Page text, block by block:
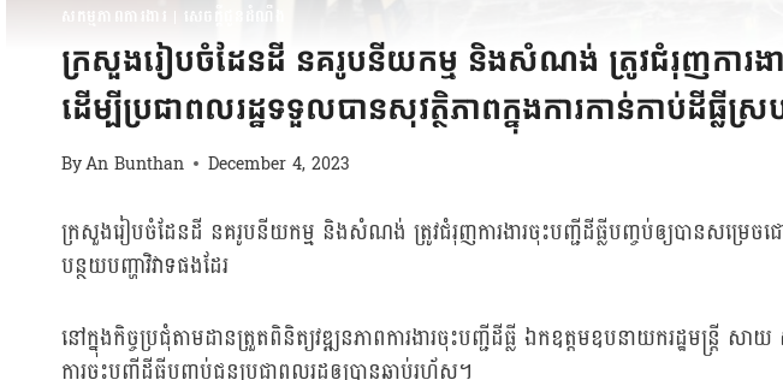
សកម្មភាពការងារ | សេចក្តីជូនដំណឹង
ក្រសួងរៀបចំដែនដី នគរូបនីយកម្ម និងសំណង់ ត្រូវជំរុញការង
ដើម្បីប្រជាពលរដ្ឋទទួលបានសុវត្ថិភាពក្នុងការកាន់កាប់ដីធ្លីស្
ByAn Bunthan December 4, 2023
ក្រសួងរៀបចំដែនដី នគរូបនីយកម្ម និងសំណង់ ត្រូវជំរុញការងារចុះបញ្ជីដីធ្លីបញ្ចប់ឲ្យបានសម្រេចជ
បន្ថយបញ្ហាវិវាទផងដែរ
នៅក្នុងកិច្ចប្រជុំតាមដានត្រួតពិនិត្យវឌ្ឍនភាពការងារចុះបញ្ជីដីធ្លី ឯកឧត្តមឧបនាយករដ្ឋ
ការចុះបញ្ជីដីធ្លីបញ្ចប់ជូនប្រជាពលរដ្ឋឲ្យបានឆាប់រហ័ស។